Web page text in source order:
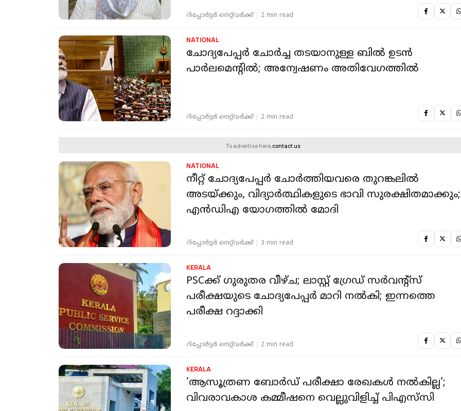
റിപ്പോർട്ടർ നെറ്റ്‌വര്‍ക്ക്‌ 2 min read
NATIONAL
ചോദ്യപേപ്പര്‍ ചോര്‍ച്ച തടയാനുള്ള ബില്‍ ഉടൻ
പാർലമെൻ്റിൽ; അന്വേഷണം അതിവേഗത്തിൽ
റിപ്പോർട്ടർ നെറ്റ്‌വര്‍ക്ക്‌ 2 min read
To advertise here,contact us
NATIONAL
നീറ്റ് ചോദ്യപേപ്പർ ചോർത്തിയവരെ തുറങ്കലിൽ
അടയ്ക്കും, വിദ്യാർത്ഥികളുടെ ഭാവി സുരക്ഷിതമാക്കും;
എൻഡിഎ യോഗത്തിൽ മോദി
റിപ്പോർട്ടർ നെറ്റ്‌വര്‍ക്ക്‌ 3 min read
KERALA
PSCക്ക് ഗുരുതര വീഴ്ച; ലാസ്റ്റ് ഗ്രേഡ് സര്‍വന്റ്‌സ്
പരീക്ഷയുടെ ചോദ്യപേപ്പർ മാറി നൽകി; ഇന്നത്തെ
പരീക്ഷ റദ്ദാക്കി
റിപ്പോർട്ടർ നെറ്റ്‌വര്‍ക്ക്‌ 2 min read
KERALA
'ആസൂത്രണ ബോര്‍ഡ് പരീക്ഷാ രേഖകള്‍ നല്‍കില്ല';
വിവരാവകാശ കമ്മീഷനെ വെല്ലുവിളിച്ച് പിഎസ്‌സി